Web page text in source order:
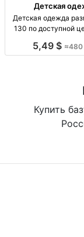
Детская
Детская одежда
130 по доступной
480 сом
5,49 $
Купить